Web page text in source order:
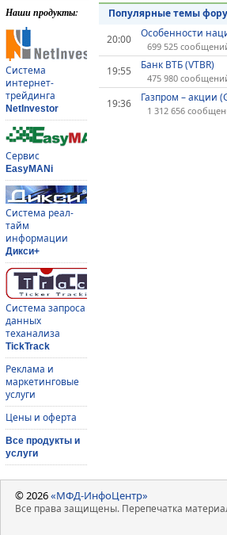
Наши продукты:
Система
интернет-
трейдинга
NetInvestor
Сервис
EasyMANi
Система реал-
тайм
информации
Дикси+
Система запроса
данных
теханализа
TickTrack
Реклама и
маркетинговые
услуги
Цены и оферта
Все продукты и
услуги
Популярные темы
20:00
Особенности
699 525
19:55 Банк ВТБ (VTBR)
475 980
19:36 Газпром – акции
1 312 656
© 2026«МФД-ИнфоЦентр»
Все права защищены. Перепечатка